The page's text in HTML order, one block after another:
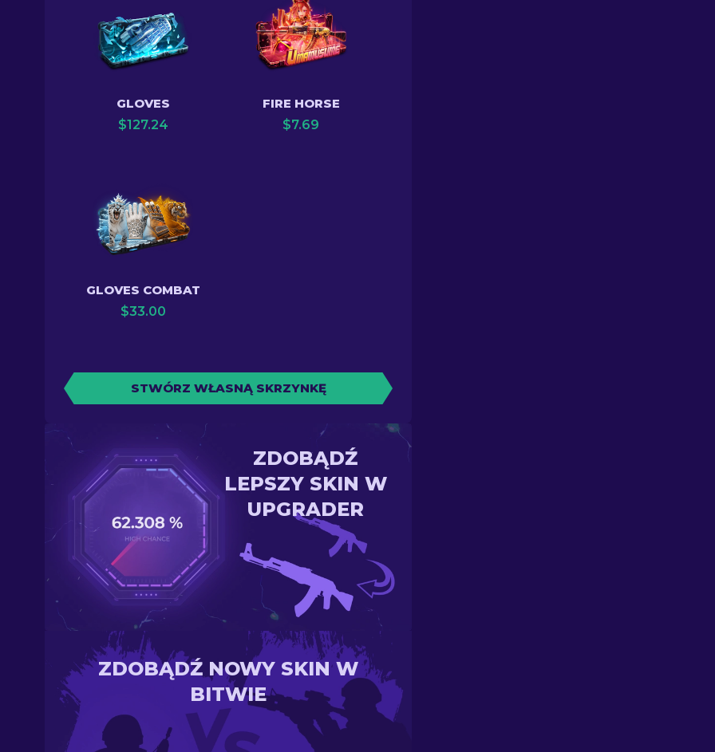
GLOVES
$127.24
FIRE HORSE
$7.69
GLOVES COMBAT
$33.00
STWÓRZ WŁASNĄ SKRZYNKĘ
ZDOBĄDŹ
LEPSZY SKIN W
UPGRADER
ZDOBĄDŹ NOWY SKIN W
BITWIE